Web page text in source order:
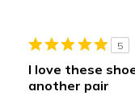
Melhores
Casual Wear
5
I love these
another pair